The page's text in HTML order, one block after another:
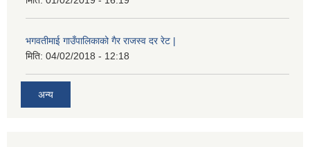
भगवतीमाई गाउँपालिकाको गैर राजस्व दर रेट |
मिति: 04/02/2018 - 12:18
अन्य